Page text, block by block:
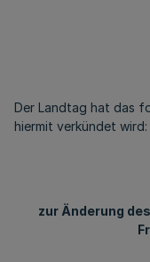
Der Landtag hat das
hiermit verkündet wird:
zur Änderung